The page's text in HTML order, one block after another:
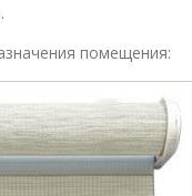
помещения: